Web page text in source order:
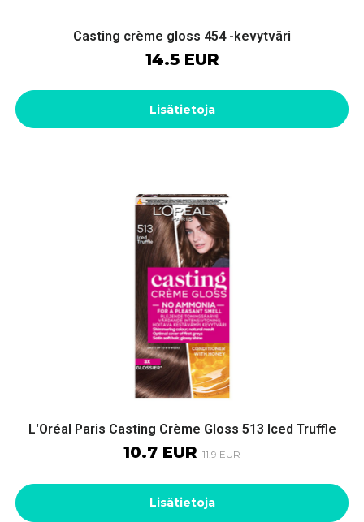
Casting crème gloss 454 -kevytväri
14.5 EUR
Lisätietoja
L'Oréal Paris Casting Crème Gloss 513 Iced Truffle
10.7 EUR 11.9 EUR
Lisätietoja